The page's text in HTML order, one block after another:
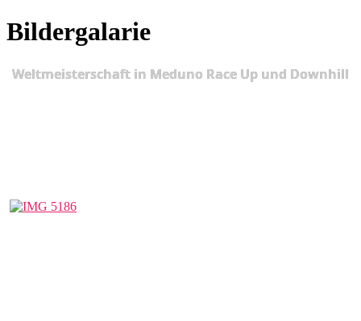
Bildergalarie
Weltmeisterschaft in Meduno Race Up und Downhill